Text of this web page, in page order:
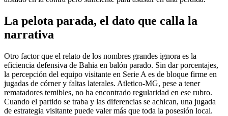
La pelota parada, el dato que calla la
narrativa
Otro factor que el relato de los nombres grandes ignora es la
eficiencia defensiva de Bahia en balón parado. Sin dar porcentajes,
la percepción del equipo visitante en Serie A es de bloque firme en
jugadas de córner y faltas laterales. Atletico-MG, pese a tener
rematadores temibles, no ha encontrado regularidad en ese rubro.
Cuando el partido se traba y las diferencias se achican, una jugada
de estrategia visitante puede valer más que toda la posesión local.